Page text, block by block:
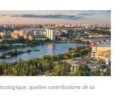
quelles contributions de la